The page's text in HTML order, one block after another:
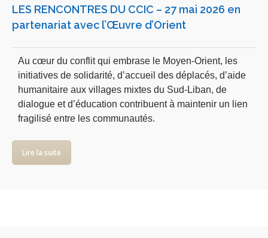
LES RENCONTRES DU CCIC – 27 mai 2026 en
partenariat avec l’Œuvre d’Orient
Au cœur du conflit qui embrase le Moyen-Orient, les
initiatives de solidarité, d’accueil des déplacés, d’aide
humanitaire aux villages mixtes du Sud-Liban, de
dialogue et d’éducation contribuent à maintenir un lien
fragilisé entre les communautés.
Lire la suite